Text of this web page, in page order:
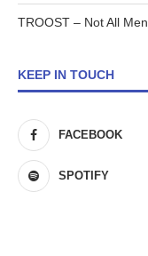
TROOST – Not All Men
KEEP IN TOUCH
FACEBOOK
SPOTIFY